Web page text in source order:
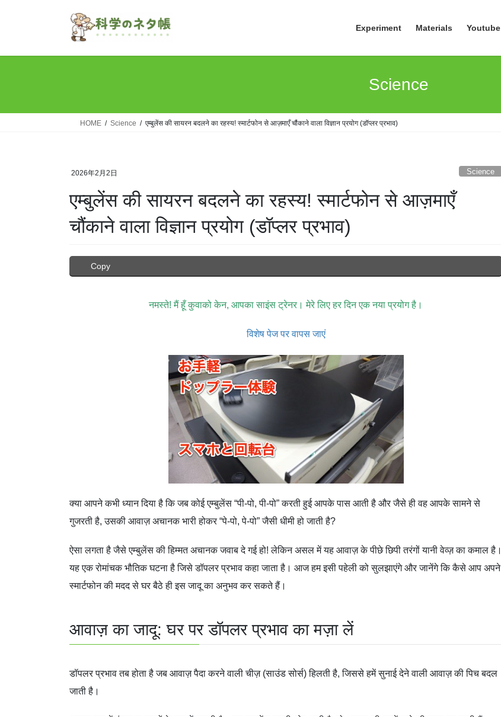
Experiment Materials Youtube
Science
HOME Science एम्बुलेंस की सायरन बदलने का रहस्य! स्मार्टफोन से आज़माएँ चौंकाने वाला विज्ञान प्रयोग (डॉप्लर प्रभाव)
2026年2月2日 Science
एम्बुलेंस की सायरन बदलने का रहस्य! स्मार्टफोन से आज़माएँ
चौंकाने वाला विज्ञान प्रयोग (डॉप्लर प्रभाव)
Copy
नमस्ते! मैं हूँ कुवाको केन, आपका साइंस ट्रेनर। मेरे लिए हर दिन एक नया प्रयोग है।
विशेष पेज पर वापस जाएं
क्या आपने कभी ध्यान दिया है कि जब कोई एम्बुलेंस “पी-पो, पी-पो” करती हुई आपके पास आती है और जैसे ही वह आपके सामने से
गुजरती है, उसकी आवाज़ अचानक भारी होकर “पे-पो, पे-पो” जैसी धीमी हो जाती है?
ऐसा लगता है जैसे एम्बुलेंस की हिम्मत अचानक जवाब दे गई हो! लेकिन असल में यह आवाज़ के पीछे छिपी तरंगों यानी वेव्ज़ का कमाल है।
यह एक रोमांचक भौतिक घटना है जिसे डॉपलर प्रभाव कहा जाता है। आज हम इसी पहेली को सुलझाएंगे और जानेंगे कि कैसे आप अपने
स्मार्टफोन की मदद से घर बैठे ही इस जादू का अनुभव कर सकते हैं।
आवाज़ का जादू: घर पर डॉपलर प्रभाव का मज़ा लें
डॉपलर प्रभाव तब होता है जब आवाज़ पैदा करने वाली चीज़ (साउंड सोर्स) हिलती है, जिससे हमें सुनाई देने वाली आवाज़ की पिच बदल
जाती है।